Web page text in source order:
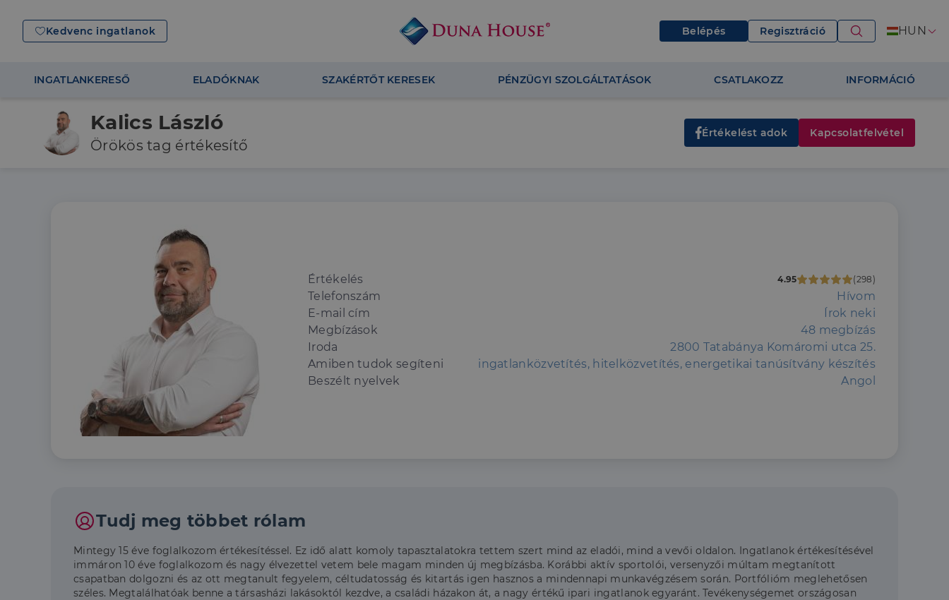
Kedvenc ingatlanok Belépés Regisztráció HUN
INGATLANKERESŐ ELADÓKNAK SZAKÉRTŐT KERESEK PÉNZÜGYI SZOLGÁLTATÁSOK CSATLAKOZZ INFORMÁCIÓ
Kalics László
Örökös tag értékesítő
Értékelést adok Kapcsolatfelvétel
Értékelés 4.95 (298)
Telefonszám
Hívom
E-mail cím
Írok neki
Megbízások
48 megbízás
Iroda
2800 Tatabánya Komáromi utca 25.
Amiben tudok segíteni
ingatlanközvetítés, hitelközvetítés, energetikai tanúsítvány készítés
Beszélt nyelvek
Angol
Tudj meg többet rólam
Mintegy 15 éve foglalkozom értékesítéssel. Ez idő alatt komoly tapasztalatokra tettem szert mind az eladói, mind a vevői oldalon. Ingatlanok értékesítésével
immáron 10 éve foglalkozom és nagy élvezettel vetem bele magam minden új megbízásba. Korábbi aktív sportolói, versenyzői múltam megtanított
csapatban dolgozni és az ott megtanult fegyelem, céltudatosság és kitartás igen hasznos a mindennapi munkavégzésem során. Portfólióm meglehetősen
széles. Megtalálhatóak benne a társasházi lakásoktól kezdve, a családi házakon át, a nagy értékű ipari ingatlanok egyaránt. Tevékenységemet országosan